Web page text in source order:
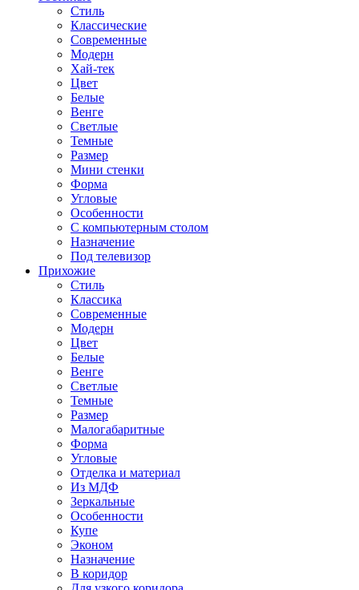
Стиль
Классические
Современные
Модерн
Хай-тек
Цвет
Белые
Венге
Светлые
Темные
Размер
Мини стенки
Форма
Угловые
Особенности
С компьютерным столом
Назначение
Под телевизор
Прихожие
Стиль
Классика
Современные
Модерн
Цвет
Белые
Венге
Светлые
Темные
Размер
Малогабаритные
Форма
Угловые
Отделка и материал
Из МДФ
Зеркальные
Особенности
Купе
Эконом
Назначение
В коридор